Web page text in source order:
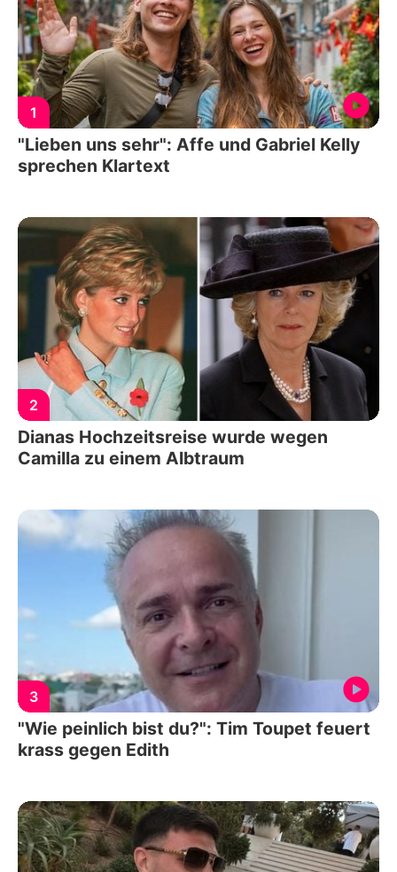
1
"Lieben uns sehr": Affe und Gabriel Kelly
sprechen Klartext
2
Dianas Hochzeitsreise wurde wegen
Camilla zu einem Albtraum
3
"Wie peinlich bist du?": Tim Toupet feuert
krass gegen Edith